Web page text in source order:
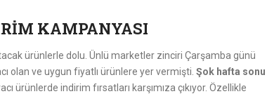
KAMPANYASI
ürünlerle dolu. Ünlü marketler zinciri Çarşamba günü
olan ve uygun fiyatlı ürünlere yer vermişti. Şok hafta sonu
ürünlerde indirim fırsatları karşımıza çıkıyor. Özellikle